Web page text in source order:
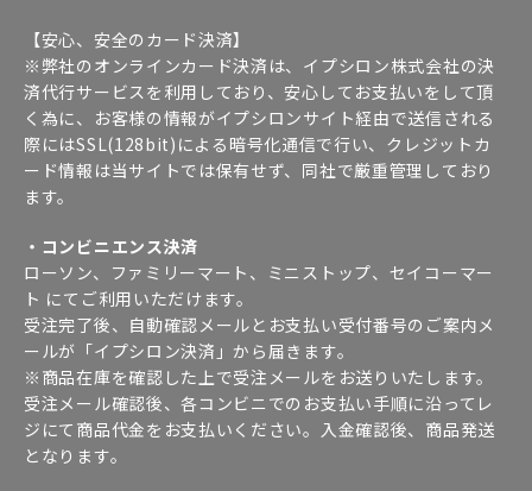
【安心、安全のカード決済】
※弊社のオンラインカード決済は、イプシロン株式会社の決
済代行サービスを利用しており、安心してお支払いをして頂
く為に、お客様の情報がイプシロンサイト経由で送信される
際にはSSL(128bit)による暗号化通信で行い、クレジットカ
ード情報は当サイトでは保有せず、同社で厳重管理しており
ます。
・コンビニエンス決済
ローソン、ファミリーマート、ミニストップ、セイコーマー
ト にてご利用いただけます。
受注完了後、自動確認メールとお支払い受付番号のご案内メ
ールが「イプシロン決済」から届きます。
※商品在庫を確認した上で受注メールをお送りいたします。
受注メール確認後、各コンビニでのお支払い手順に沿ってレ
ジにて商品代金をお支払いください。入金確認後、商品発送
となります。